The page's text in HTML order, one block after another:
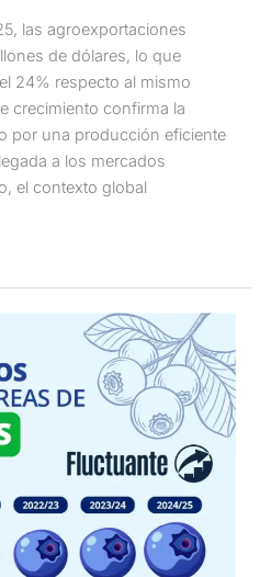
las agroexportaciones
de dólares, lo que
24% respecto al mismo
crecimiento confirma la
por una producción eficiente
a los mercados
el contexto global